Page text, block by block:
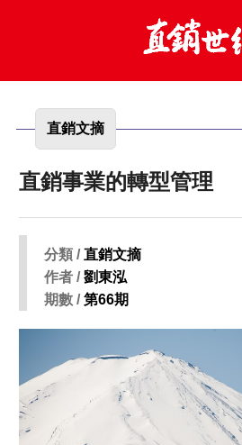
直銷文摘
直銷事業的轉型管理
分類 /直銷文摘
作者 /劉東泓
期數 /第66期